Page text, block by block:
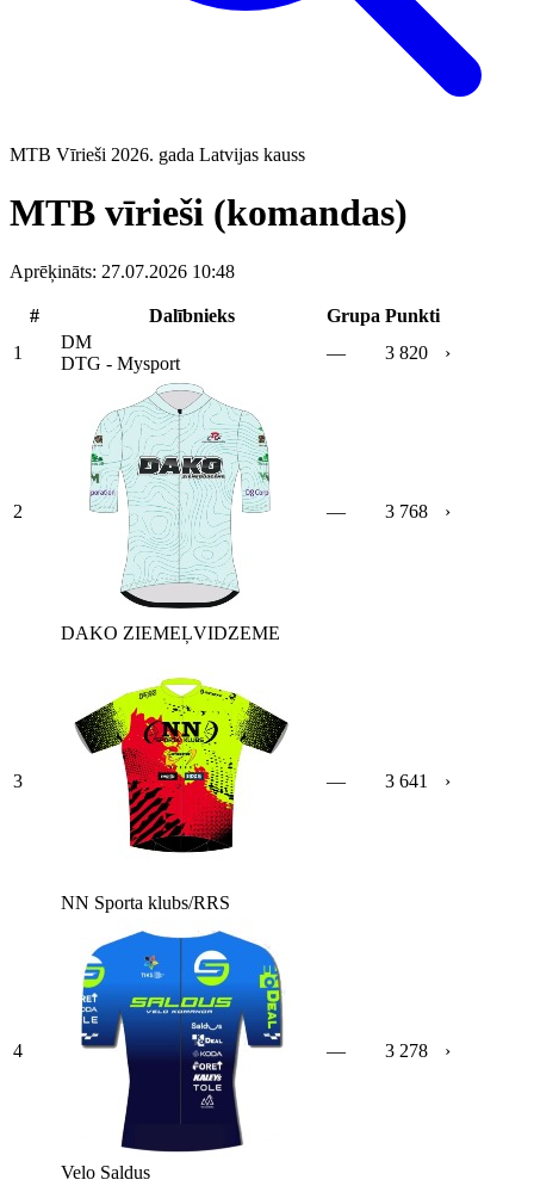
MTB Vīrieši 2026. gada Latvijas kauss
MTB vīrieši (komandas)
Aprēķināts: 27.07.2026 10:48
# Dalībnieks Grupa Punkti
1
DM
DTG - Mysport
— 3 820 ›
2
DAKO ZIEMEĻVIDZEME
— 3 768 ›
3
NN Sporta klubs/RRS
— 3 641 ›
4
Velo Saldus
— 3 278 ›